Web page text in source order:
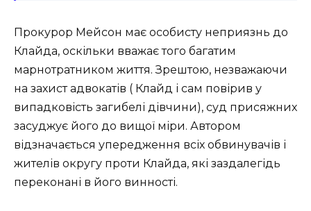
Прокурор Мейсон має особисту неприязнь до
Клайда, оскільки вважає того багатим
марнотратником життя. Зрештою, незважаючи
на захист адвокатів ( Клайд і сам повірив у
випадковість загибелі дівчини), суд присяжних
засуджує його до вищої міри. Автором
відзначається упередження всіх обвинувачів і
жителів округу проти Клайда, які заздалегідь
переконані в його винності.